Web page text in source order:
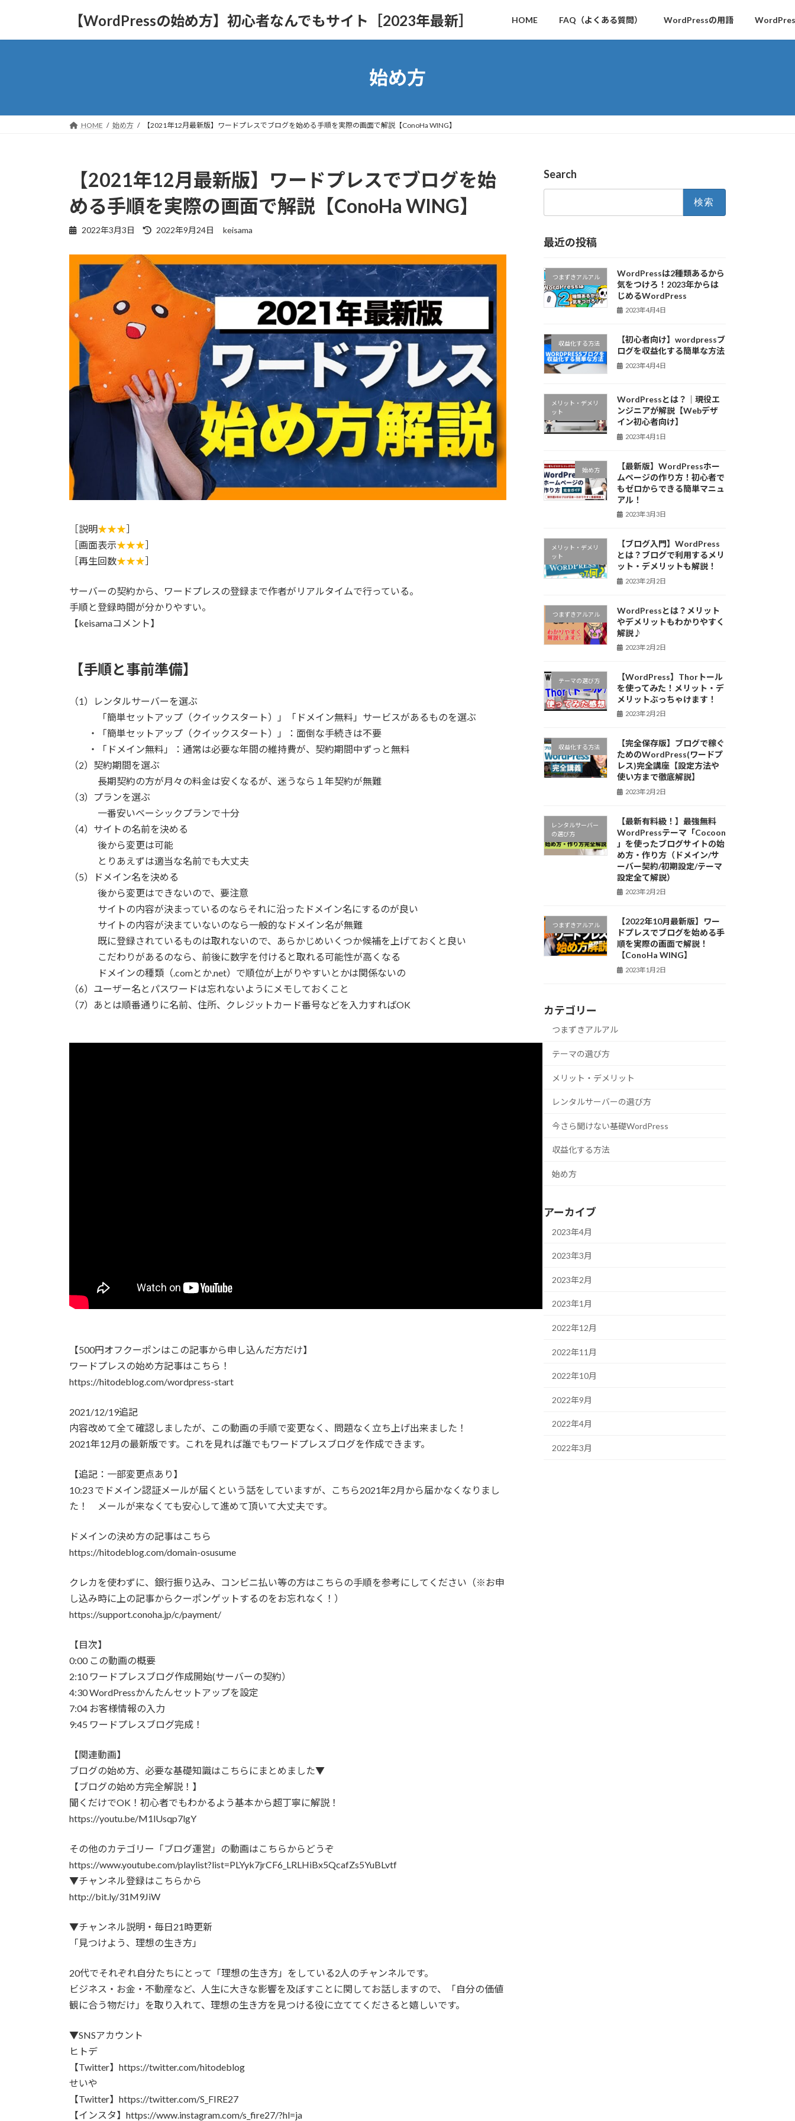
【WordPressの始め方】初心者なんでもサイト［2023年最新］ HOME FAQ（よくある質問） WordPressの用語
始め方
HOME 始め方 【2021年12月最新版】ワードプレスでブログを始める手順を実際の画面で解説【ConoHa WING】
【2021年12月最新版】ワードプレスでブログを始
める手順を実際の画面で解説【ConoHa WING】
2022年3月3日
最
更
新
日
2022年9月24日 keisama
［説明★★★
［画面表示★★★
［再生回数★★★
サーバーの契約から、ワードプレスの登録まで作者がリアルタイムで行っている。
手順と登録時間が分かりやすい。
【keisamaコメント】
【手順と事前準備】
（1）レンタルサーバーを選ぶ
「簡単セットアップ（クイックスタート）」「ドメイン無料」サービスがあるものを選ぶ
・「簡単セットアップ（クイックスタート）」：面倒な手続きは不要
・「ドメイン無料」：通常は必要な年間の維持費が、契約期間中ずっと無料
（2）契約期間を選ぶ
長期契約の方が月々の料金は安くなるが、迷うなら１年契約が無難
（3）プランを選ぶ
一番安いベーシックプランで十分
（4）サイトの名前を決める
後から変更は可能
とりあえずは適当な名前でも大丈夫
（5）ドメイン名を決める
後から変更はできないので、要注意
サイトの内容が決まっているのならそれに沿ったドメイン名にするのが良い
サイトの内容が決まていないのなら一般的なドメイン名が無難
既に登録されているものは取れないので、あらかじめいくつか候補を上げておくと良い
こだわりがあるのなら、前後に数字を付けると取れる可能性が高くなる
ドメインの種類（.comとか.net）で順位が上がりやすいとかは関係ないの
（6）ユーザー名とパスワードは忘れないようにメモしておくこと
（7）あとは順番通りに名前、住所、クレジットカード番号などを入力すればOK
【500円オフクーポンはこの記事から申し込んだ方だけ】
ワードプレスの始め方記事はこちら！
https://hitodeblog.com/wordpress-start
2021/12/19追記
内容改めて全て確認しましたが、この動画の手順で変更なく、問題なく立ち上げ出来ました！
2021年12月の最新版です。これを見れば誰でもワードプレスブログを作成できます。
【追記：一部変更点あり】
10:23 でドメイン認証メールが届くという話をしていますが、こちら2021年2月から届かなくなりまし
た！ メールが来なくても安心して進めて頂いて大丈夫です。
ドメインの決め方の記事はこちら
https://hitodeblog.com/domain-osusume
クレカを使わずに、銀行振り込み、コンビニ払い等の方はこちらの手順を参考にしてください（※お申
し込み時に上の記事からクーポンゲットするのをお忘れなく！）
https://support.conoha.jp/c/payment/
【目次】
0:00 この動画の概要
2:10 ワードプレスブログ作成開始(サーバーの契約）
4:30 WordPressかんたんセットアップを設定
7:04 お客様情報の入力
9:45 ワードプレスブログ完成！
【関連動画】
ブログの始め方、必要な基礎知識はこちらにまとめました▼
【ブログの始め方完全解説！】
聞くだけでOK！初心者でもわかるよう基本から超丁寧に解説！
https://youtu.be/M1lUsqp7lgY
その他のカテゴリー「ブログ運営」の動画はこちらからどうぞ
https://www.youtube.com/playlist?list=PLYyk7jrCF6_LRLHiBx5QcafZs5YuBLvtf
▼チャンネル登録はこちらから
http://bit.ly/31M9JiW
▼チャンネル説明・毎日21時更新
「見つけよう、理想の生き方」
20代でそれぞれ自分たちにとって「理想の生き方」をしている2人のチャンネルです。
ビジネス・お金・不動産など、人生に大きな影響を及ぼすことに関してお話しますので、「自分の価値
観に合う物だけ」を取り入れて、理想の生き方を見つける役に立ててくださると嬉しいです。
▼SNSアカウント
ヒトデ
【Twitter】https://twitter.com/hitodeblog
せいや
【Twitter】https://twitter.com/S_FIRE27
【インスタ】https://www.instagram.com/s_fire27/?hl=ja
Search
最近の投稿
つまずきアルアル
WordPressは2種類あるから
気をつけろ！2023年からは
じめるWordPress
2023年4月4日
収益化する方法
【初心者向け】wordpressブ
ログを収益化する簡単な方法
2023年4月4日
メリット・デメリ
ット
WordPressとは？｜現役エ
ンジニアが解説【Webデザ
イン初心者向け】
2023年4月1日
始め方
【最新版】WordPressホー
ムページの作り方！初心者で
もゼロからできる簡単マニュ
アル！
2023年3月3日
メリット・デメリ
ット
【ブログ入門】WordPress
とは？ブログで利用するメリ
ット・デメリットも解説！
2023年2月2日
つまずきアルアル
WordPressとは？メリット
やデメリットもわかりやすく
解説♪
2023年2月2日
テーマの選び方
【WordPress】Thorトール
を使ってみた！メリット・デ
メリットぶっちゃけます！
2023年2月2日
収益化する方法
【完全保存版】ブログで稼ぐ
ためのWordPress(ワードプ
レス)完全講座【設定方法や
使い方まで徹底解説】
2023年2月2日
レンタルサーバー
の選び方
【最新有料級！】最強無料
WordPressテーマ「Cocoon
」を使ったブログサイトの始
め方・作り方（ドメイン/サ
ーバー契約/初期設定/テーマ
設定全て解説）
2023年2月2日
つまずきアルアル
【2022年10月最新版】ワー
ドプレスでブログを始める手
順を実際の画面で解説！
【ConoHa WING】
2023年1月2日
カテゴリー
つまずきアルアル
テーマの選び方
メリット・デメリット
レンタルサーバーの選び方
今さら聞けない基礎WordPress
収益化する方法
始め方
アーカイブ
2023年4月
2023年3月
2023年2月
2023年1月
2022年12月
2022年11月
2022年10月
2022年9月
2022年4月
2022年3月